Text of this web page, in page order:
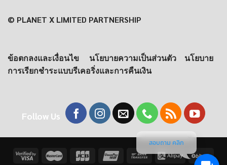
© PLANET X LIMITED PARTNERSHIP
ข้อตกลงและเงื่อนไข นโยบายความเป็นส่วนตัว
นโยบาย
การเรียกชำระแบบรีเคอริ่งและการคืนเงิน
Follow Us
สอบถาม คลิก